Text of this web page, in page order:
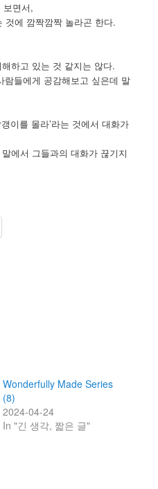
보면서,
것에 깜짝깜짝 놀라곤 한다.
하고 있는 것 같지는 않다.
들에게 공감해보고 싶은데 말
이를 몰라’라는 것에서 대화가
에서 그들과의 대화가 끊기지
Wonderfully Made Series
(8)
2024-04-24
In "긴 생각, 짧은 글"